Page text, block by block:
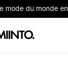
mode du monde